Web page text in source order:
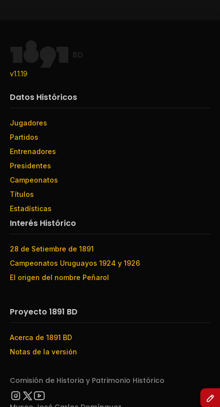
BD
v1.1.19
Datos Históricos
Jugadores
Partidos
Entrenadores
Presidentes
Campeonatos
Títulos
Estadísticas
Interés Histórico
28 de Setiembre de 1891
Campeonatos Uruguayos 1924 y 1926
El origen del nombre Peñarol
Proyecto 1891 BD
Acerca de 1891 BD
Notas de la versión
Comisión de Historia y Patrimonio Histórico